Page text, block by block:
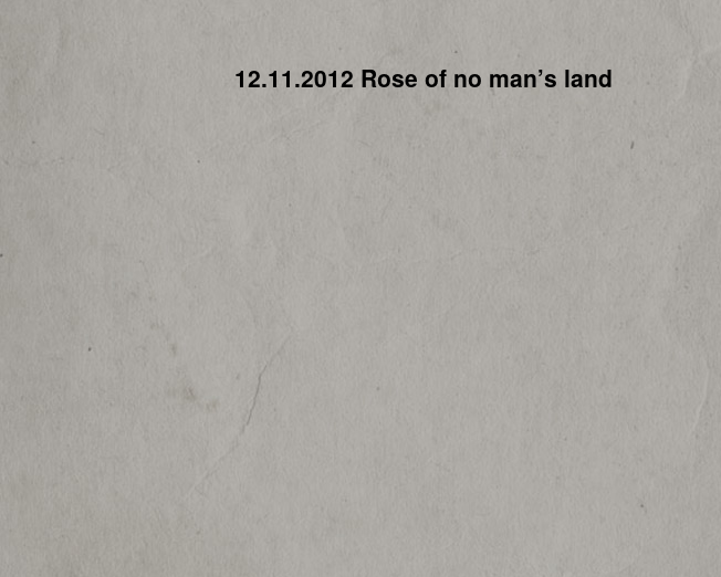
12.11.2012 Rose of no man’s land